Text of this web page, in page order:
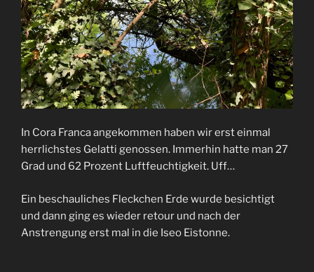
In Cora Franca angekommen haben wir erst einmal
herrlichstes Gelatti genossen. Immerhin hatte man 27
Grad und 62 Prozent Luftfeuchtigkeit. Uff…
Ein beschauliches Fleckchen Erde wurde besichtigt
und dann ging es wieder retour und nach der
Anstrengung erst mal in die Iseo Eistonne.